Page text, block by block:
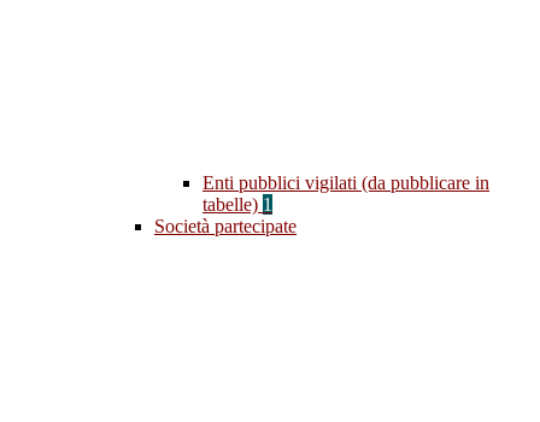
Enti pubblici vigilati (da pubblicare in
tabelle) 1
Società partecipate